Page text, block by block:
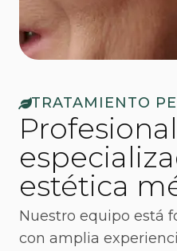
TRATAMIENTO
estética
Nuestro equipo está
con amplia